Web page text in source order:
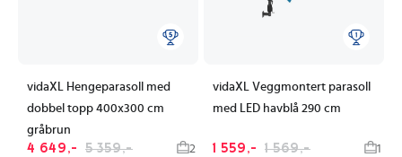
vidaXL Hengeparasoll med
dobbel topp 400x300 cm
gråbrun
4 649,- 5 359,- 2
vidaXL Veggmontert parasoll
med LED havblå 290 cm
1 559,- 1 569,- 1